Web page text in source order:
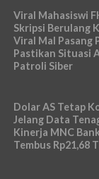
Viral Mahasiswi
Skripsi Berulang
Viral Mal Pasang
Pastikan Situasi
Patroli Siber
Dolar AS Tetap
Jelang Data
Kinerja MNC
Tembus Rp21,68